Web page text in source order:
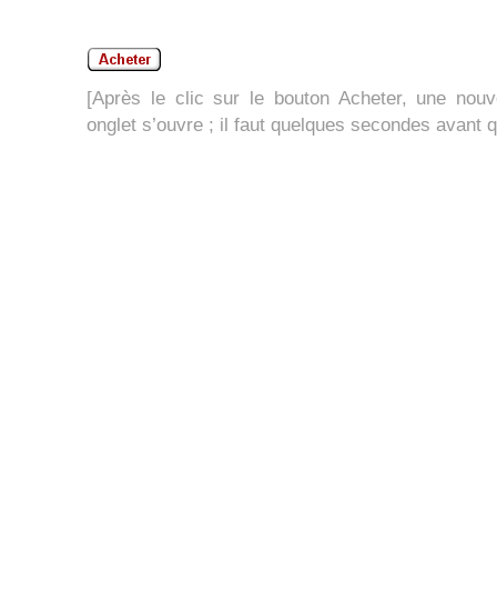
[Après le clic sur le bouton Acheter, une
onglet s’ouvre ; il faut quelques secondes avant